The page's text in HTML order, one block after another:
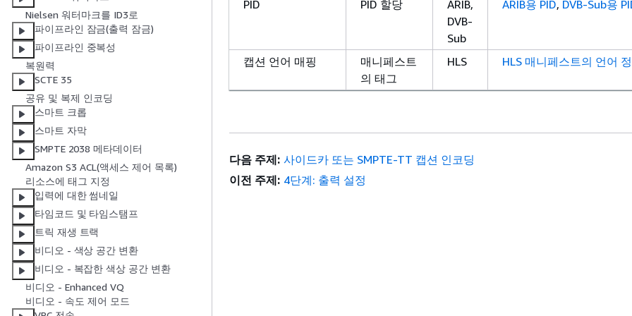
Nielsen 워터마크를 ID3로
파이프라인 잠금(출력 잠금)
파이프라인 중복성
복원력
SCTE 35
공유 및 복제 인코딩
스마트 크롭
스마트 자막
SMPTE 2038 메타데이터
Amazon S3 ACL(액세스 제어 목록)
리소스에 태그 지정
입력에 대한 썸네일
타임코드 및 타임스탬프
트릭 재생 트랙
비디오 - 색상 공간 변환
비디오 - 복잡한 색상 공간 변환
비디오 - Enhanced VQ
비디오 - 속도 제어 모드
PID PID 할당
ARIB,
DVB-
Sub
ARIB용 PID, DVB-Sub용
캡션 언어 매핑
매니페스트
의 태그
HLS HLS 매니페스트의 언어
다음 주제: 사이드카 또는 SMPTE-TT 캡션 인코딩
이전 주제: 4단계: 출력 설정